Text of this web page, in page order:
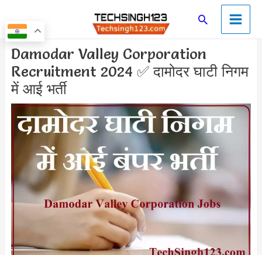
to
content
SearchMain
Menu
Damodar Valley Corporation
Recruitment 2024 ✅ दामोदर घाटी निगम
में आई भर्ती
Post
navigation